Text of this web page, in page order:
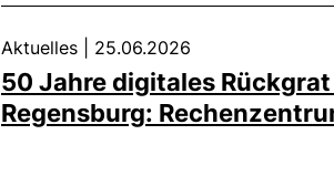
50 Jahre digitales
Regensburg:
Aktuelles 25.06.2026